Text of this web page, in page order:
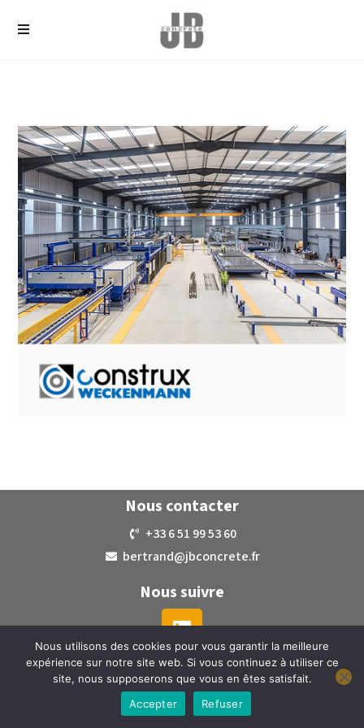
Nous contacter
+33 6 51 99 53 60
bertrand@jbconcrete.fr
Nous suivre
Mentions légales
Nous utilisons des cookies pour vous garantir la meilleure
expérience sur notre site web. Si vous continuez à utiliser ce
site, nous supposerons que vous en êtes satisfait.
Accepter
Refuser